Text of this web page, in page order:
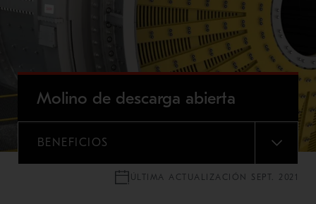
Molino de descarga abierta
BENEFICIOS
MENU
ÚLTIMA ACTUALIZACIÓN SEPT. 2021